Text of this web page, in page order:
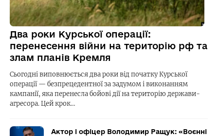
Два роки Курської операції:
перенесення війни на територію рф та
злам планів Кремля
Сьогодні виповнюється два роки від початку Курської
операції — безпрецедентної за задумом і виконанням
кампанії, яка перенесла бойові дії на територію держави-
агресора. Цей крок…
Актор і офіцер Володимир Ращук: «Воєнні